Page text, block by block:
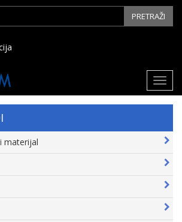
PRETRAŽI
materijal